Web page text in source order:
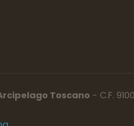
Toscano - C.F.